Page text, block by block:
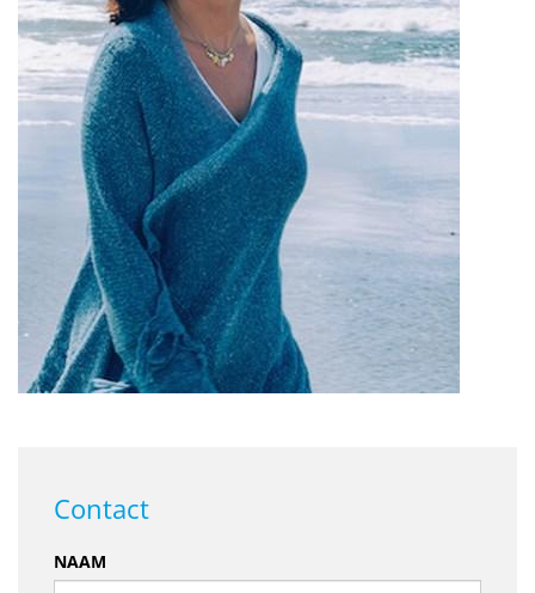
Contact
NAAM